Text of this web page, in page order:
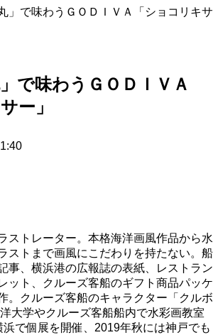
」で味わうＧＯＤＩＶＡ「ショコリキサ
で味わうＧＯＤＩＶＡ
ー」
ストレーター。本格海洋画風作品から水
ストまで画風にこだわりを持たない。船
事、横浜港の広報誌の表紙、レストラン
ット、クルーズ客船のギフト商品パッケ
。クルーズ客船のキャラクター「クルボ
大学やクルーズ客船船内で水彩画教室
で個展を開催、2019年秋には神戸でも